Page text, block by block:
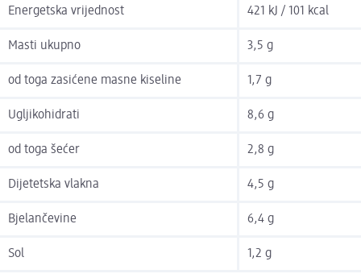
Energetska vrijednost 421 kJ / 101 kcal
Masti ukupno 3,5 g
od toga zasićene masne kiseline 1,7 g
Ugljikohidrati 8,6 g
od toga šećer 2,8 g
Dijetetska vlakna 4,5 g
Bjelančevine 6,4 g
Sol 1,2 g